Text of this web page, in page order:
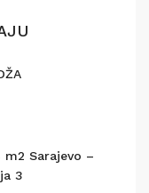
m2 Sarajevo –
3